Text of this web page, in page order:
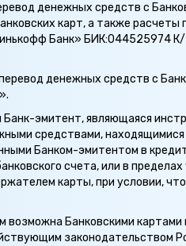
денежных средств с
карт, а также расчеты
Банк» БИК:044525974 К/
денежных средств с
Банк-эмитент, являющаяся
средствами, находящимися
Банком-эмитентом в
счета, или в
карты, при условии,
Банковскими
законодательством